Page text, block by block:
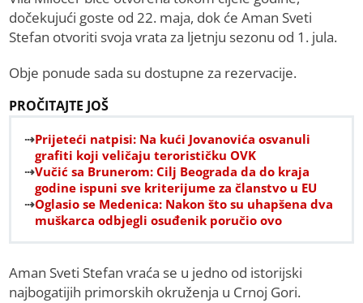
dočekujući goste od 22. maja, dok će Aman Sveti
Stefan otvoriti svoja vrata za ljetnju sezonu od 1. jula.
Obje ponude sada su dostupne za rezervacije.
PROČITAJTE JOŠ
Prijeteći natpisi: Na kući Jovanovića osvanuli
grafiti koji veličaju terorističku OVK
Vučić sa Brunerom: Cilj Beograda da do kraja
godine ispuni sve kriterijume za članstvo u EU
Oglasio se Medenica: Nakon što su uhapšena dva
muškarca odbjegli osuđenik poručio ovo
Aman Sveti Stefan vraća se u jedno od istorijski
najbogatijih primorskih okruženja u Crnoj Gori.